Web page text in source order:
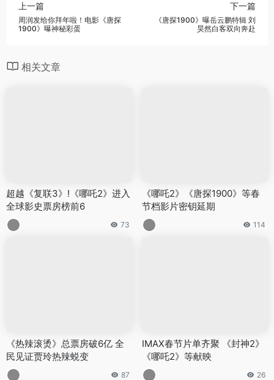
上一篇
周润发给你拜年啦！电影《唐探
1900》曝神秘彩蛋
下一篇
《唐探1900》曝岳云鹏特辑 刘
昊然白客双向奔赴
相关文章
超越《复联3》!《哪吒2》进入
全球影史票房榜前6
73
《哪吒2》《唐探1900》等春
节档影片密钥延期
114
《热辣滚烫》总票房破6亿 全
民见证贾玲热辣蜕变
87
IMAX春节片单齐聚 《封神2》
《哪吒2》等献映
26